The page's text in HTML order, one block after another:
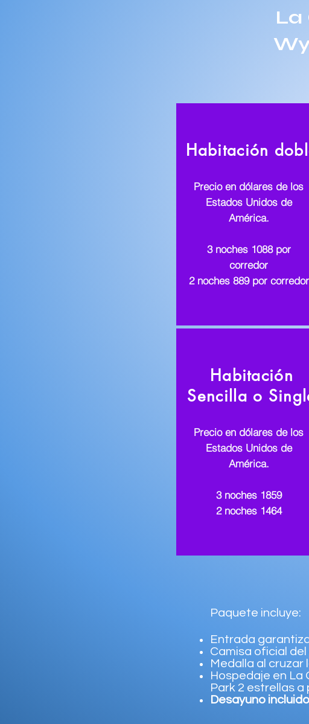
La
Habitación
Precio en dólares de los
Estados Unidos de
América.
3 noches 1088 por
corredor
2 noches 889 por corredor
Habitación
Sencilla o
Precio en dólares de los
Estados Unidos de
América.
3 noches 1859
2 noches 1464
Paquete incluye:
Entrada
Camisa oficial
Medalla al cruzar
Hospedaje en La
Park 2 estrellas
Desayuno